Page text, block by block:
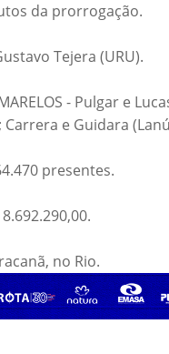
da prorrogação.
Tejera (URU).
- Pulgar e
Carrera e Guidara
presentes.
8.692.290,00.
no Rio.